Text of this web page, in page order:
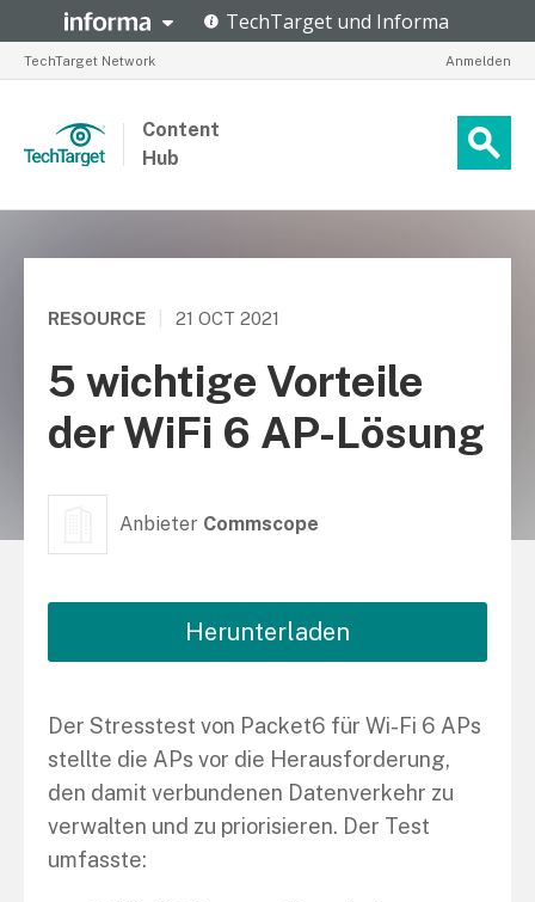
TechTarget Network Anmelden
Content
Hub
RESOURCE 21 OCT 2021
5 wichtige Vorteile
der WiFi 6 AP-Lösung
Anbieter Commscope
Herunterladen
Der Stresstest von Packet6 für Wi-Fi 6 APs
stellte die APs vor die Herausforderung,
den damit verbundenen Datenverkehr zu
verwalten und zu priorisieren. Der Test
umfasste: